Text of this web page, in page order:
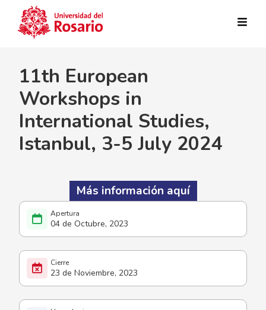
04 de Octubre, 2023
23 de Noviembre, 2023
11th European
Workshops in
International Studies,
Istanbul, 3-5 July 2024
Más información aquí